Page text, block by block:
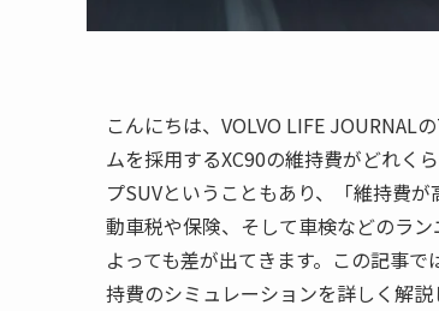
こんにちは、VOLVO LIFE JOURNAL
ムを採用するXC90の維持費がどれく
プSUVということもあり、「維持費
動車税や保険、そして車検などのラ
よっても差が出てきます。この記事
持費のシミュレーションを詳しく解